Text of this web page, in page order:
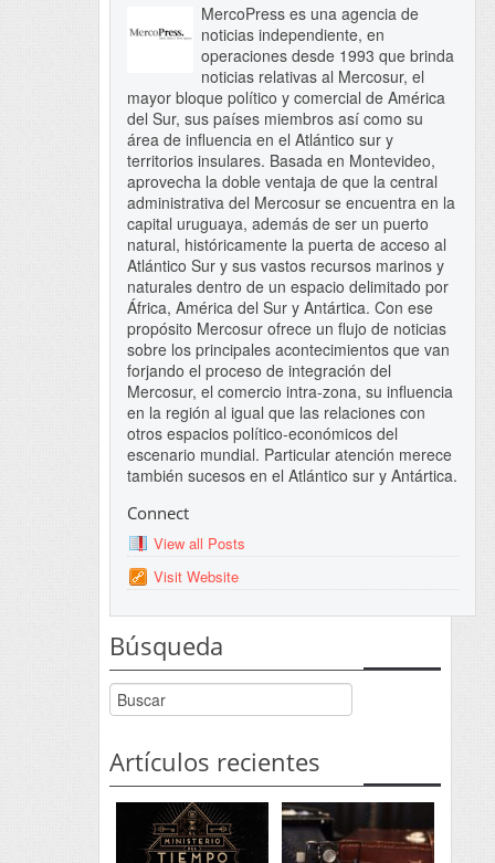
MercoPress es una agencia de
noticias independiente, en
operaciones desde 1993 que brinda
noticias relativas al Mercosur, el
mayor bloque político y comercial de América
del Sur, sus países miembros así como su
área de influencia en el Atlántico sur y
territorios insulares. Basada en Montevideo,
aprovecha la doble ventaja de que la central
administrativa del Mercosur se encuentra en la
capital uruguaya, además de ser un puerto
natural, históricamente la puerta de acceso al
Atlántico Sur y sus vastos recursos marinos y
naturales dentro de un espacio delimitado por
África, América del Sur y Antártica. Con ese
propósito Mercosur ofrece un flujo de noticias
sobre los principales acontecimientos que van
forjando el proceso de integración del
Mercosur, el comercio intra-zona, su influencia
en la región al igual que las relaciones con
otros espacios político-económicos del
escenario mundial. Particular atención merece
también sucesos en el Atlántico sur y Antártica.
Connect
View all Posts
Visit Website
Búsqueda
Artículos recientes